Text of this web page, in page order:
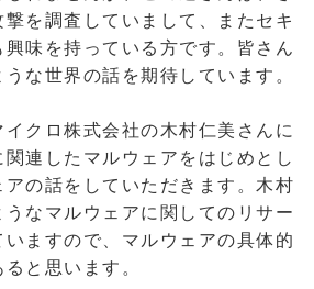
を調査していまして、またセキ
味を持っている方です。皆さん
な世界の話を期待しています。
クロ株式会社の木村仁美さんに
連したマルウェアをはじめとし
の話をしていただきます。木村
なマルウェアに関してのリサー
ますので、マルウェアの具体的
と思います。